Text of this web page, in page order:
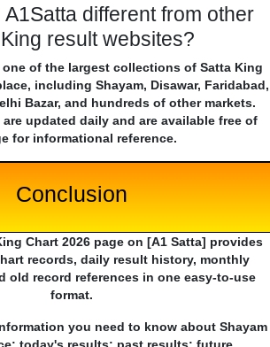
different from other
result websites?
of the largest collections of Satta King
including Shayam, Disawar, Faridabad,
Bazar, and hundreds of other markets.
updated daily and are available free of
for informational reference.
Conclusion
Chart 2026 page on [A1 Satta] provides
records, daily result history, monthly
old record references in one easy-to-use
format.
you need to know about Shayam